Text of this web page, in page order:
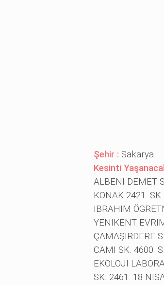
Şehir : Sakarya
Kesinti
ALBENI DEMET
KONAK 2421.
IBRAHIM
YENIKENT
ÇAMAŞIRDERE
CAMI SK. 4600.
EKOLOJİ
SK. 2461. 18